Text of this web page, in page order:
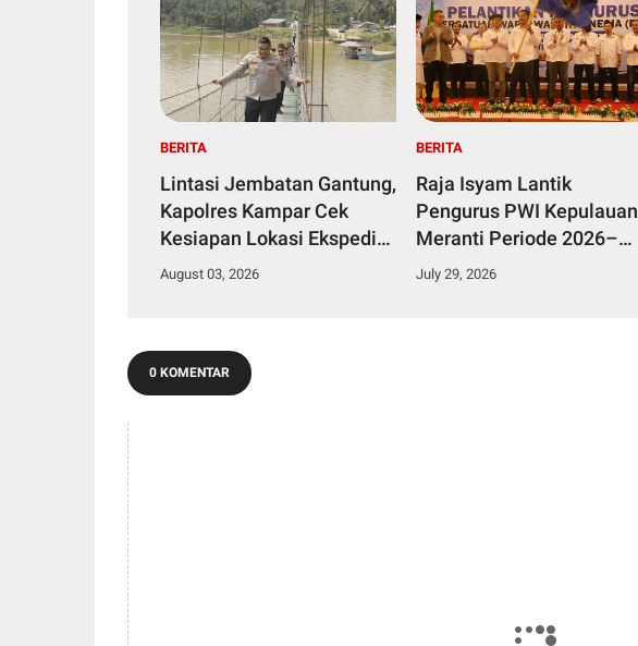
BERITA
Lintasi Jembatan Gantung,
Kapolres Kampar Cek
Kesiapan Lokasi Ekspedisi
Merah Putih Presisi
August 03, 2026
BERITA
Raja Isyam Lantik
Pengurus PWI Kepulauan
Meranti Periode 2026–
2029
July 29, 2026
0 KOMENTAR